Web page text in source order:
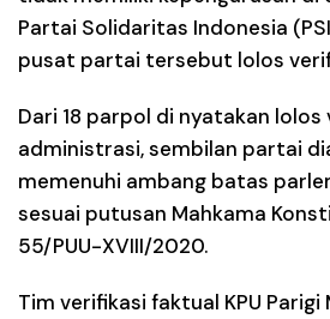
Partai Solidaritas Indonesia
pusat partai tersebut lolos
Dari 18 parpol di nyatakan lolos
administrasi, sembilan partai
memenuhi ambang batas
sesuai putusan Mahkama
55/PUU-XVIII/2020.
Tim verifikasi faktual KPU